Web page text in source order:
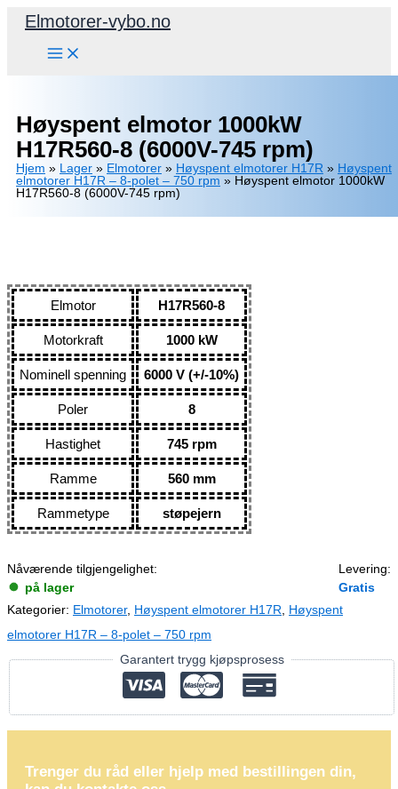
HoppElmotorer-vybo.no
Høyspent elmotor 1000kW
H17R560-8 (6000V-745 rpm)
Hjem » Lager » Elmotorer » Høyspent elmotorer H17R » Høyspent
elmotorer H17R – 8-polet – 750 rpm » Høyspent elmotor 1000kW
H17R560-8 (6000V-745 rpm)
Elmotor H17R560-8
Motorkraft 1000 kW
Nominell spenning 6000 V (+/-10%)
Poler 8
Hastighet 745 rpm
Ramme 560 mm
Rammetype støpejern
Nåværende tilgjengelighet:
på lager
Levering:
Gratis
Kategorier: Elmotorer, Høyspent elmotorer H17R
Høyspent
elmotorer H17R – 8-polet – 750 rpm
Garantert trygg kjøpsprosess
Trenger du råd eller hjelp med bestillingen din,